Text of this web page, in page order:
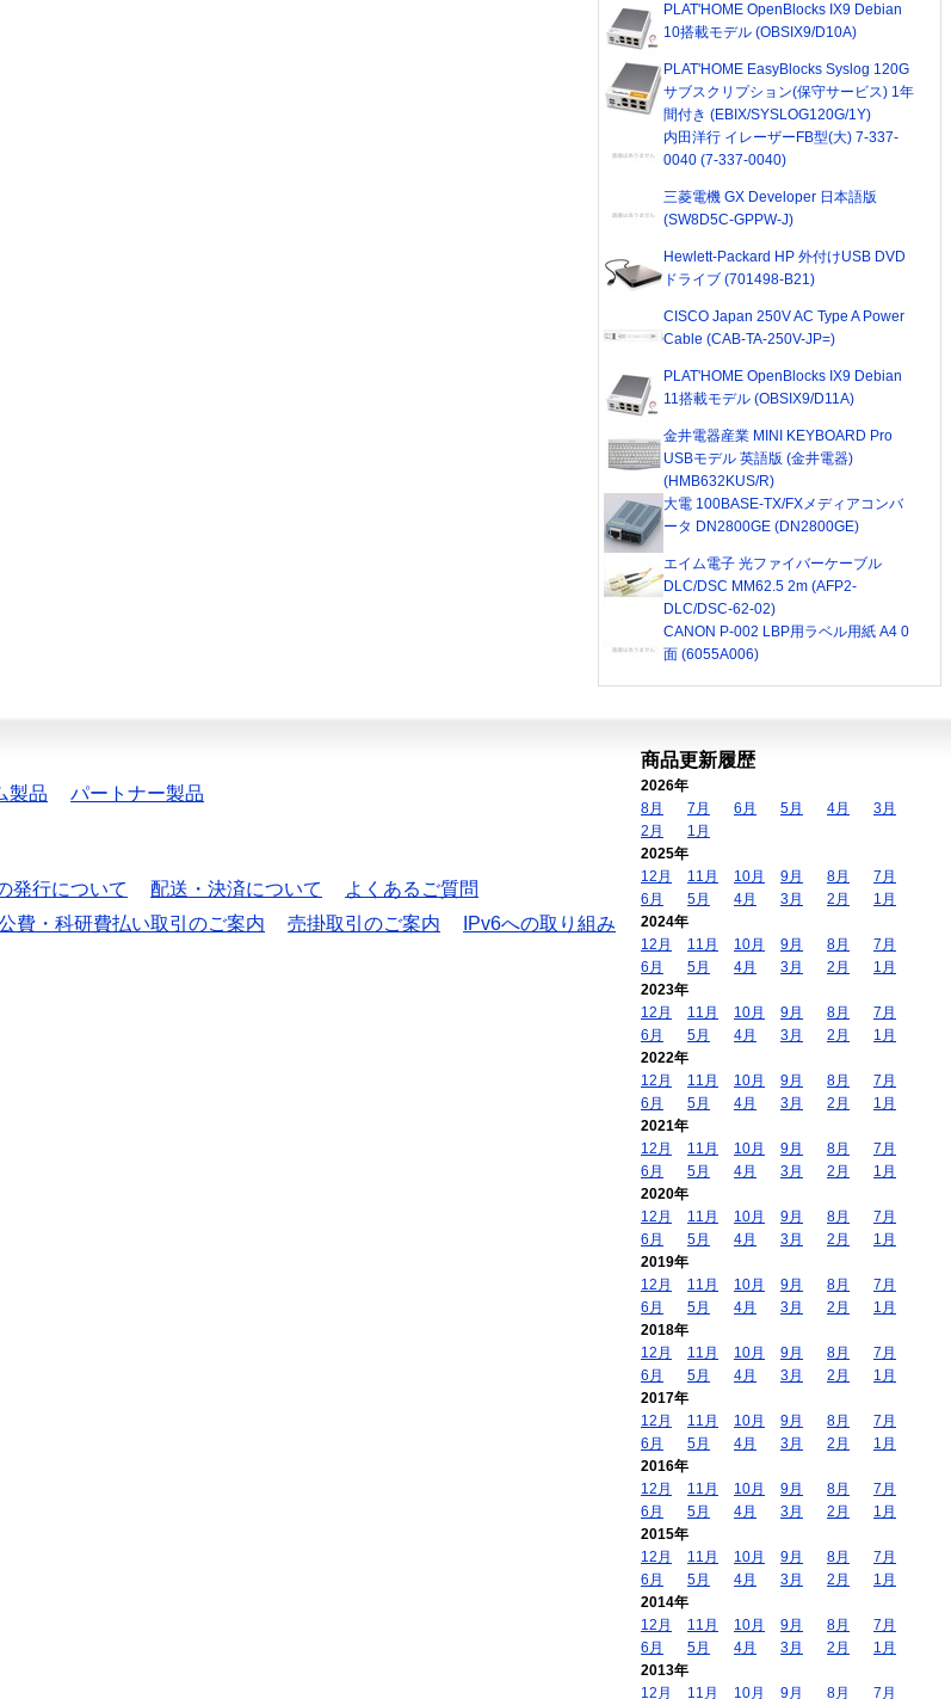
PLAT'HOME OpenBlocks IX9 Debian
10搭載モデル (OBSIX9/D10A)
PLAT'HOME EasyBlocks Syslog 120G
サブスクリプション(保守サービス) 1年
間付き (EBIX/SYSLOG120G/1Y)
内田洋行 イレーザーFB型(大) 7-337-
0040 (7-337-0040)
三菱電機 GX Developer 日本語版
(SW8D5C-GPPW-J)
Hewlett-Packard HP 外付けUSB DVD
ドライブ (701498-B21)
CISCO Japan 250V AC Type A Power
Cable (CAB-TA-250V-JP=)
PLAT'HOME OpenBlocks IX9 Debian
11搭載モデル (OBSIX9/D11A)
金井電器産業 MINI KEYBOARD Pro
USBモデル 英語版 (金井電器)
(HMB632KUS/R)
大電 100BASE-TX/FXメディアコンバ
ータ DN2800GE (DN2800GE)
エイム電子 光ファイバーケーブル
DLC/DSC MM62.5 2m (AFP2-
DLC/DSC-62-02)
CANON P-002 LBP用ラベル用紙 A4 0
面 (6055A006)
製品 パートナー製品
発行について 配送・決済について
よくあるご質問
費・科研費払い取引のご案内 売掛取引のご案内
IPv6への取り組み
商品更新履歴
2026年
8月
7月 6月 5月 4月
3月
2月
1月
2025年
12月
11月 10月 9月 8月
7月
6月
5月 4月 3月 2月
1月
2024年
12月
11月 10月 9月 8月
7月
6月
5月 4月 3月 2月
1月
2023年
12月
11月 10月 9月 8月
7月
6月
5月 4月 3月 2月
1月
2022年
12月
11月 10月 9月 8月
7月
6月
5月 4月 3月 2月
1月
2021年
12月
11月 10月 9月 8月
7月
6月
5月 4月 3月 2月
1月
2020年
12月
11月 10月 9月 8月
7月
6月
5月 4月 3月 2月
1月
2019年
12月
11月 10月 9月 8月
7月
6月
5月 4月 3月 2月
1月
2018年
12月
11月 10月 9月 8月
7月
6月
5月 4月 3月 2月
1月
2017年
12月
11月 10月 9月 8月
7月
6月
5月 4月 3月 2月
1月
2016年
12月
11月 10月 9月 8月
7月
6月
5月 4月 3月 2月
1月
2015年
12月
11月 10月 9月 8月
7月
6月
5月 4月 3月 2月
1月
2014年
12月
11月 10月 9月 8月
7月
6月
5月 4月 3月 2月
1月
2013年
12月
11月 10月 9月 8月 7月